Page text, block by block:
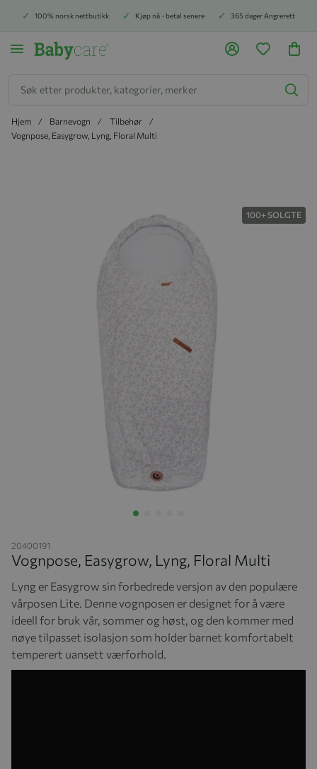
100% norsk nettbutikk Kjøp nå - betal senere 365 dager Angrerett
Hjem Barnevogn
Tilbehør
Vognpose, Easygrow, Lyng, Floral Multi
100+ SOLGTE
20400191
Vognpose, Easygrow, Lyng, Floral Multi
Lyng er Easygrow sin forbedrede versjon av den populære
vårposen Lite. Denne vognposen er designet for å være
ideell for bruk vår, sommer og høst, og den kommer med
nøye tilpasset isolasjon som holder barnet komfortabelt
temperert uansett værforhold.